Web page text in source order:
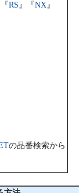
RS』『NX』
の品番検索から